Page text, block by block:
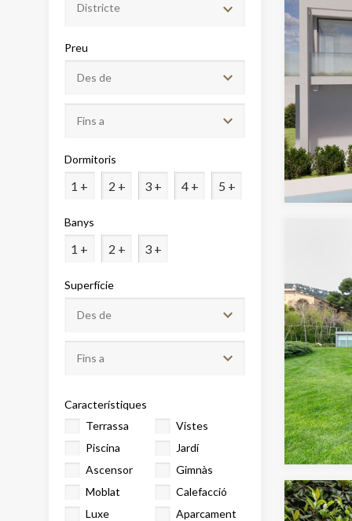
Districte
Preu
Dormitoris
1 + 2 + 3 + 4 + 5 +
Banys
1 + 2 + 3 +
Superfície
Característiques
Terrassa
Vistes
Piscina
Jardí
Ascensor
Gimnàs
Moblat
Calefacció
Luxe
Aparcament
de les
compte
La
de
dels
l'usuari.